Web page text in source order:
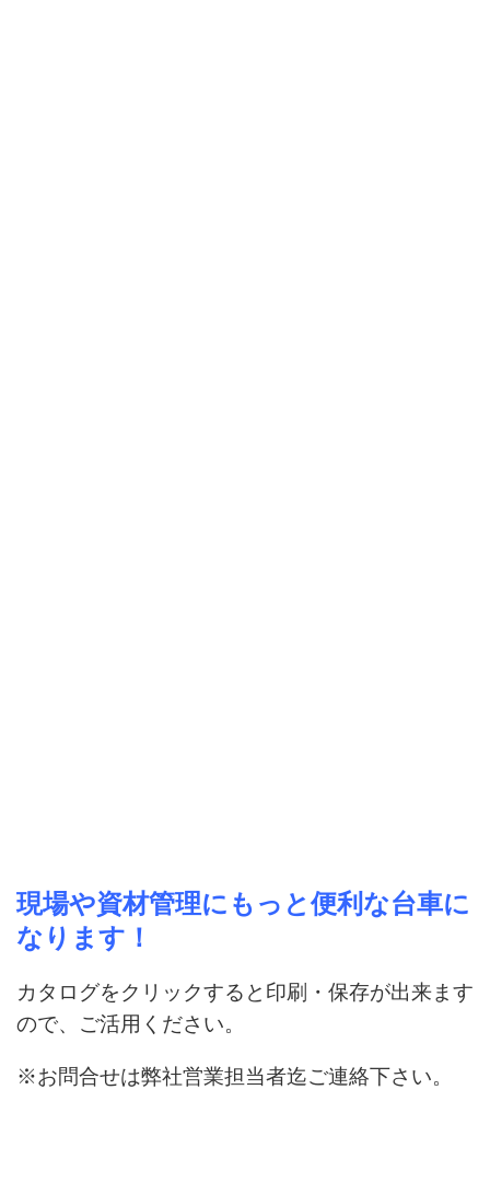
現場や資材管理にもっと便利な台車に
なります！
カタログをクリックすると印刷・保存が出来ます
ので、ご活用ください。
※お問合せは弊社営業担当者迄ご連絡下さい。